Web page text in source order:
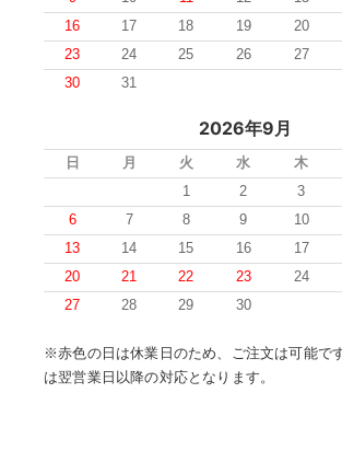
16
17 18 19 20
23
24 25 26 27
30
31
2026年9月
日 月 火 水 木
1
2 3
6
7 8 9 10
13
14 15 16 17
20
21 22 23 24
27
28 29 30
※赤色の日は休業日のため、ご注文は可能で
は翌営業日以降の対応となります。